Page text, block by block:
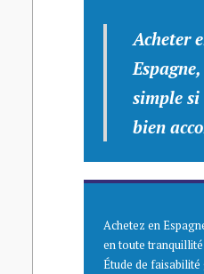
Acheter
Espagne,
simple si
bien
Achetez en
en toute
Étude de